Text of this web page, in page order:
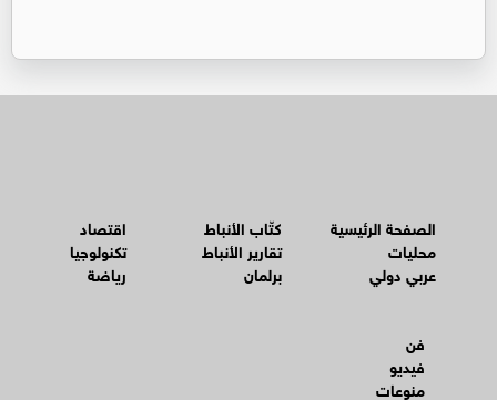
الصفحة الرئيسية
محليات
عربي دولي
كتّاب الأنباط
تقارير الأنباط
برلمان
اقتصاد
تكنولوجيا
رياضة
فن
فيديو
منوعات